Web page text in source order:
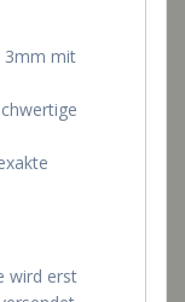
3mm mit
wird erst